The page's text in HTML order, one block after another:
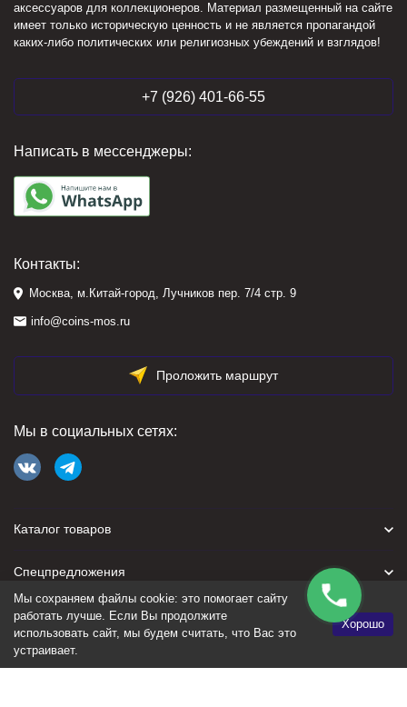
аксессуаров для коллекционеров. Материал размещенный на сайте
имеет только историческую ценность и не является пропагандой
каких-либо политических или религиозных убеждений и взглядов!
+7 (926) 401-66-55
Написать в мессенджеры:
Контакты:
Москва, м.Китай-город, Лучников пер. 7/4 стр. 9
info@coins-mos.ru
Проложить маршрут
Мы в социальных сетях:
Каталог товаров
Спецпредложения
Для покупателя
Политика персональных данных
Мы сохраняем файлы cookie: это помогает сайту
работать лучше. Если Вы продолжите
использовать сайт, мы будем считать, что Вас это
устраивает.
Хорошо